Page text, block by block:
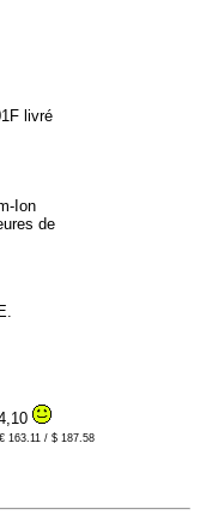
livré
Ion
de
163.11 / $ 187.58